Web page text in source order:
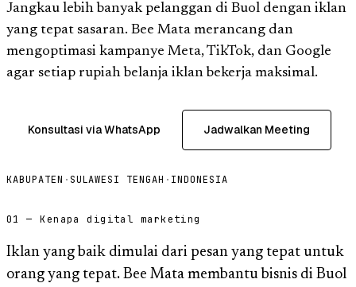
Jangkau lebih banyak pelanggan di Buol dengan iklan
yang tepat sasaran. Bee Mata merancang dan
mengoptimasi kampanye Meta, TikTok, dan Google
agar setiap rupiah belanja iklan bekerja maksimal.
Konsultasi via WhatsApp Jadwalkan Meeting
KABUPATEN · SULAWESI TENGAH · INDONESIA
01 — Kenapa digital marketing
Iklan yang baik dimulai dari pesan yang tepat untuk
orang yang tepat. Bee Mata membantu bisnis di Buol